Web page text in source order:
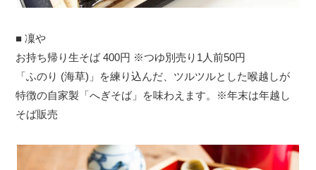
■ 凜や
お持ち帰り生そば 400円 ※つゆ別売り1人前50円
「ふのり (海草)」を練り込んだ、ツルツルとした喉越しが
特徴の自家製「へぎそば」を味わえます。※年末は年越し
そば販売